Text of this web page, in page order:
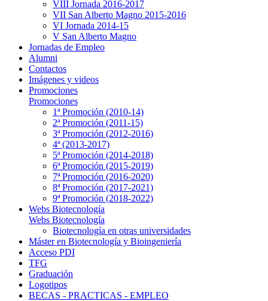
VIII Jornada 2016-2017
VII San Alberto Magno 2015-2016
VI Jornada 2014-15
V San Alberto Magno
Jornadas de Empleo
Alumni
Contactos
Imágenes y videos
Promociones
Promociones
1ª Promoción (2010-14)
2ª Promoción (2011-15)
3ª Promoción (2012-2016)
4ª (2013-2017)
5ª Promoción (2014-2018)
6ª Promoción (2015-2019)
7ª Promoción (2016-2020)
8ª Promoción (2017-2021)
9ª Promoción (2018-2022)
Webs Biotecnología
Webs Biotecnología
Biotecnología en otras universidades
Máster en Biotecnología y Bioingeniería
Acceso PDI
TFG
Graduación
Logotipos
BECAS - PRACTICAS - EMPLEO